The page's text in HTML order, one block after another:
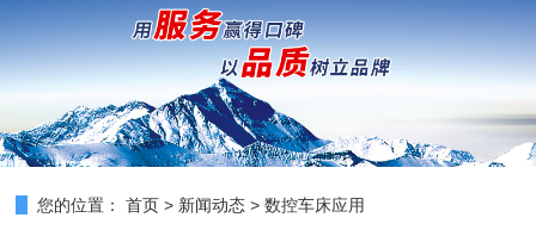
您的位置： 首页 > 新闻动态 >数控车床应用